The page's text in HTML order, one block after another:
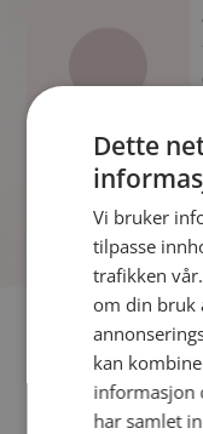
Fler single
Flere singlekvinner
Menn fra Indre
Dette
Vi bruker
tilpasse
trafikken
om din bruk
kan
informasjon
har samlet